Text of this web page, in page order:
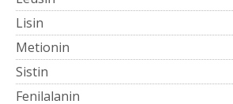
Lisin
Metionin
Sistin
Fenilalanin